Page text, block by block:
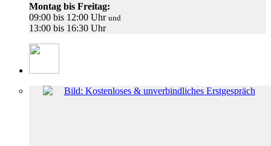
Montag bis Freitag:
09:00 bis 12:00 Uhr und
13:00 bis 16:30 Uhr